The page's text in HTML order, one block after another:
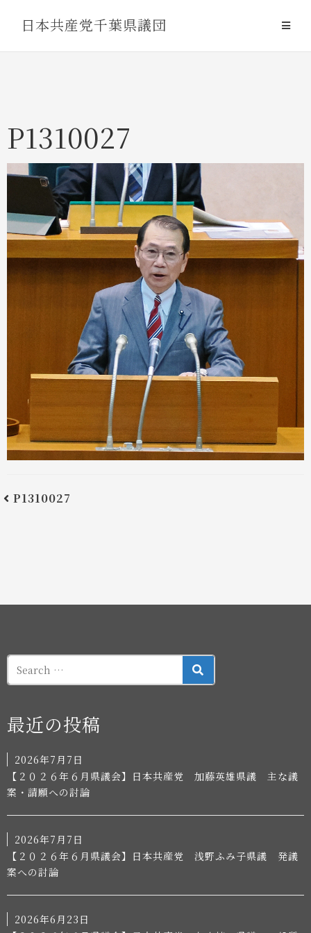
日本共産党千葉県議団
P1310027
P1310027
SEARCH
最近の投稿
2026年7月7日
【２０２６年６月県議会】日本共産党 加藤英雄県議 主な議
案・請願への討論
2026年7月7日
【２０２６年６月県議会】日本共産党 浅野ふみ子県議 発議
案への討論
2026年6月23日